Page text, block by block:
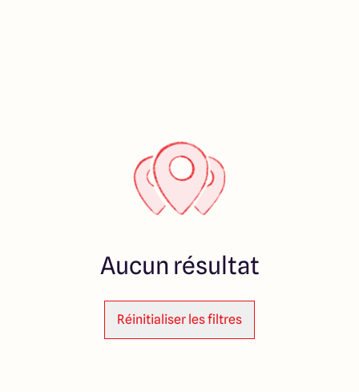
Aucun résultat
Réinitialiser les filtres